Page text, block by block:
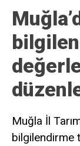
Muğla İl
bilgilendirme